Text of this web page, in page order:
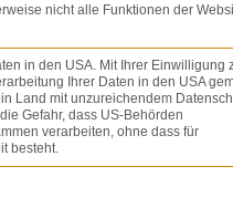
nicht alle Funktionen der
in den USA. Mit Ihrer Einwilligung
Ihrer Daten in den USA
Land mit unzureichendem
Gefahr, dass US-Behörden
verarbeiten, ohne dass für
besteht.
für die eine